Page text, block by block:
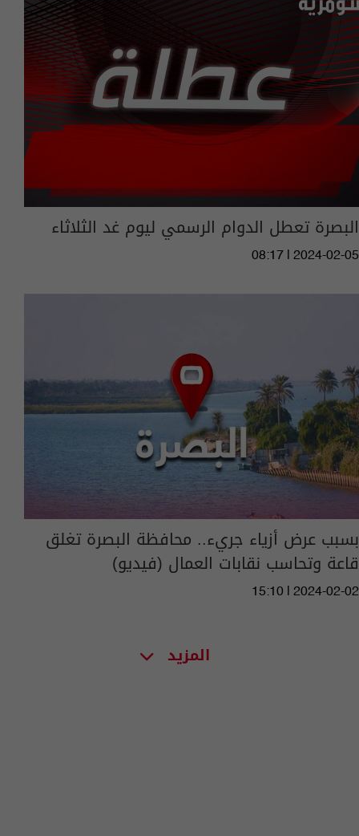
البصرة تعطل الدوام الرسمي ليوم غد الثلاثاء
08:17 | 2024-02-05
بسبب عرض أزياء جريء.. محافظة البصرة تغلق
قاعة وتحاسب نقابات العمال (فيديو)
15:10 | 2024-02-02
المزيد